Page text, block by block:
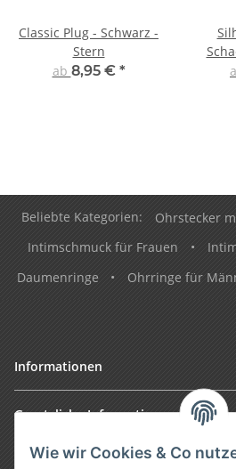
Wie wir Cookies & Co
Classic Plug - Schwarz -
Stern
ab 8,95 € *
Beliebte Kategorien: Ohrstecker
Intimschmuck für Frauen
•
Daumenringe
• Ohrringe für
Informationen
Gesetzliche Informationen